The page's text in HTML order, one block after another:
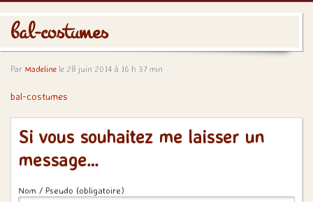
bal-costumes
Par Madeline le 28 juin 2014 à 16 h 37 min
bal-costumes
Si vous souhaitez me laisser un
message…
Nom / Pseudo (obligatoire)